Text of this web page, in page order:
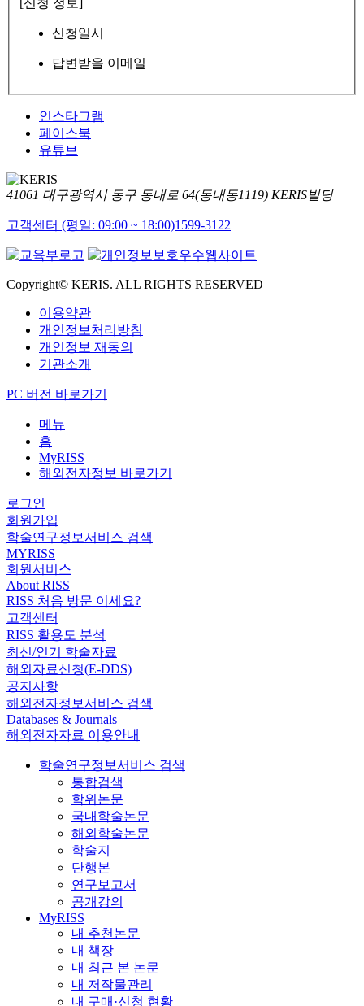
신청일시
답변받을 이메일
인스타그램
페이스북
유튜브
41061 대구광역시 동구 동내로 64(동내동1119) KERIS빌딩
고객센터 (평일: 09:00 ~ 18:00)1599-3122
Copyright© KERIS. ALL RIGHTS RESERVED
이용약관
개인정보처리방침
개인정보 재동의
기관소개
PC 버전 바로가기
메뉴
홈
MyRISS
해외전자정보 바로가기
로그인
회원가입
학술연구정보서비스 검색
MYRISS
회원서비스
About RISS
RISS 처음 방문 이세요?
고객센터
RISS 활용도 분석
최신/인기 학술자료
해외자료신청(E-DDS)
공지사항
해외전자정보서비스 검색
Databases & Journals
해외전자자료 이용안내
학술연구정보서비스 검색
통합검색
학위논문
국내학술논문
해외학술논문
학술지
단행본
연구보고서
공개강의
MyRISS
내 추천논문
내 책장
내 최근 본 논문
내 저작물관리
내 구매·신청 현황